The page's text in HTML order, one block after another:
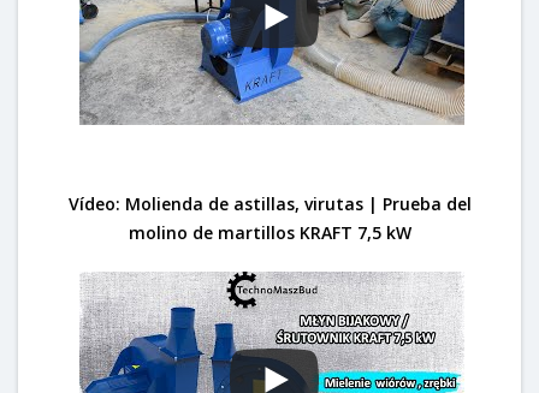
Vídeo: Molienda de astillas, virutas | Prueba del
molino de martillos KRAFT 7,5 kW